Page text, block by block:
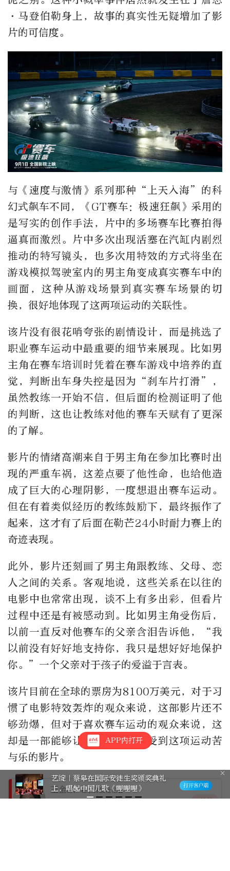
·马登伯勒身上，故事的真实性无疑增加了影
片的可信度。
与《速度与激情》系列那种“上天入海”的科
幻式飙车不同，《GT赛车：极速狂飙》采用的
是写实的创作手法，片中的多场赛车比赛拍得
逼真而激烈。片中多次出现活塞在汽缸内剧烈
推动的特写镜头，也多次用特效的方式将坐在
游戏模拟驾驶室内的男主角变成真实赛车中的
画面，这种从游戏场景到真实赛车场景的切
换，很好地体现了这两项运动的关联性。
该片没有很花哨夸张的剧情设计，而是挑选了
职业赛车运动中最重要的细节来展现。比如男
主角在赛车培训时凭着在赛车游戏中培养的直
觉，判断出车身失控是因为“刹车片打滑”，
虽然教练一开始不信，但后面的检测证明了他
的判断，这也让教练对他的赛车天赋有了更深
的了解。
影片的情绪高潮来自于男主角在参加比赛时出
现的严重车祸，这差点要了他性命，也给他造
成了巨大的心理阴影，一度想退出赛车运动。
但在有着类似经历的教练鼓励下，最终振作了
起来，这才有了后面在勒芒24小时耐力赛上的
奇迹表现。
此外，影片还刻画了男主角跟教练、父母、恋
人之间的关系。客观地说，这些关系在以往的
电影中也常常出现，谈不上有多出彩，但看片
过程中还是有被感动到。比如男主角受伤后，
以前一直反对他赛车的父亲含泪告诉他，“我
以前没有好好地支持你，我只是想好好地保护
你。”一个父亲对于孩子的爱溢于言表。
该片目前在全球的票房为8100万美元，对于习
惯了电影特效轰炸的观众来说，这部影片还不
够劲爆，但对于喜欢赛车运动的观众来说，这
却是一部能够让他们近距离感受到这项运动苦
与乐的影片。
王金跃 北京日报社记者
+关注
APP内打开
艺绽｜蔡皋在国际安徒生奖颁奖典礼
上，唱起中国儿歌《哩哩哩》